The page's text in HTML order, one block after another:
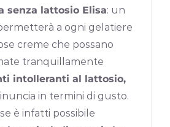
senza lattosio Elisa: un
a ogni gelatiere
creme che possano
tranquillamente
intolleranti al lattosio,
in termini di gusto.
è infatti possibile